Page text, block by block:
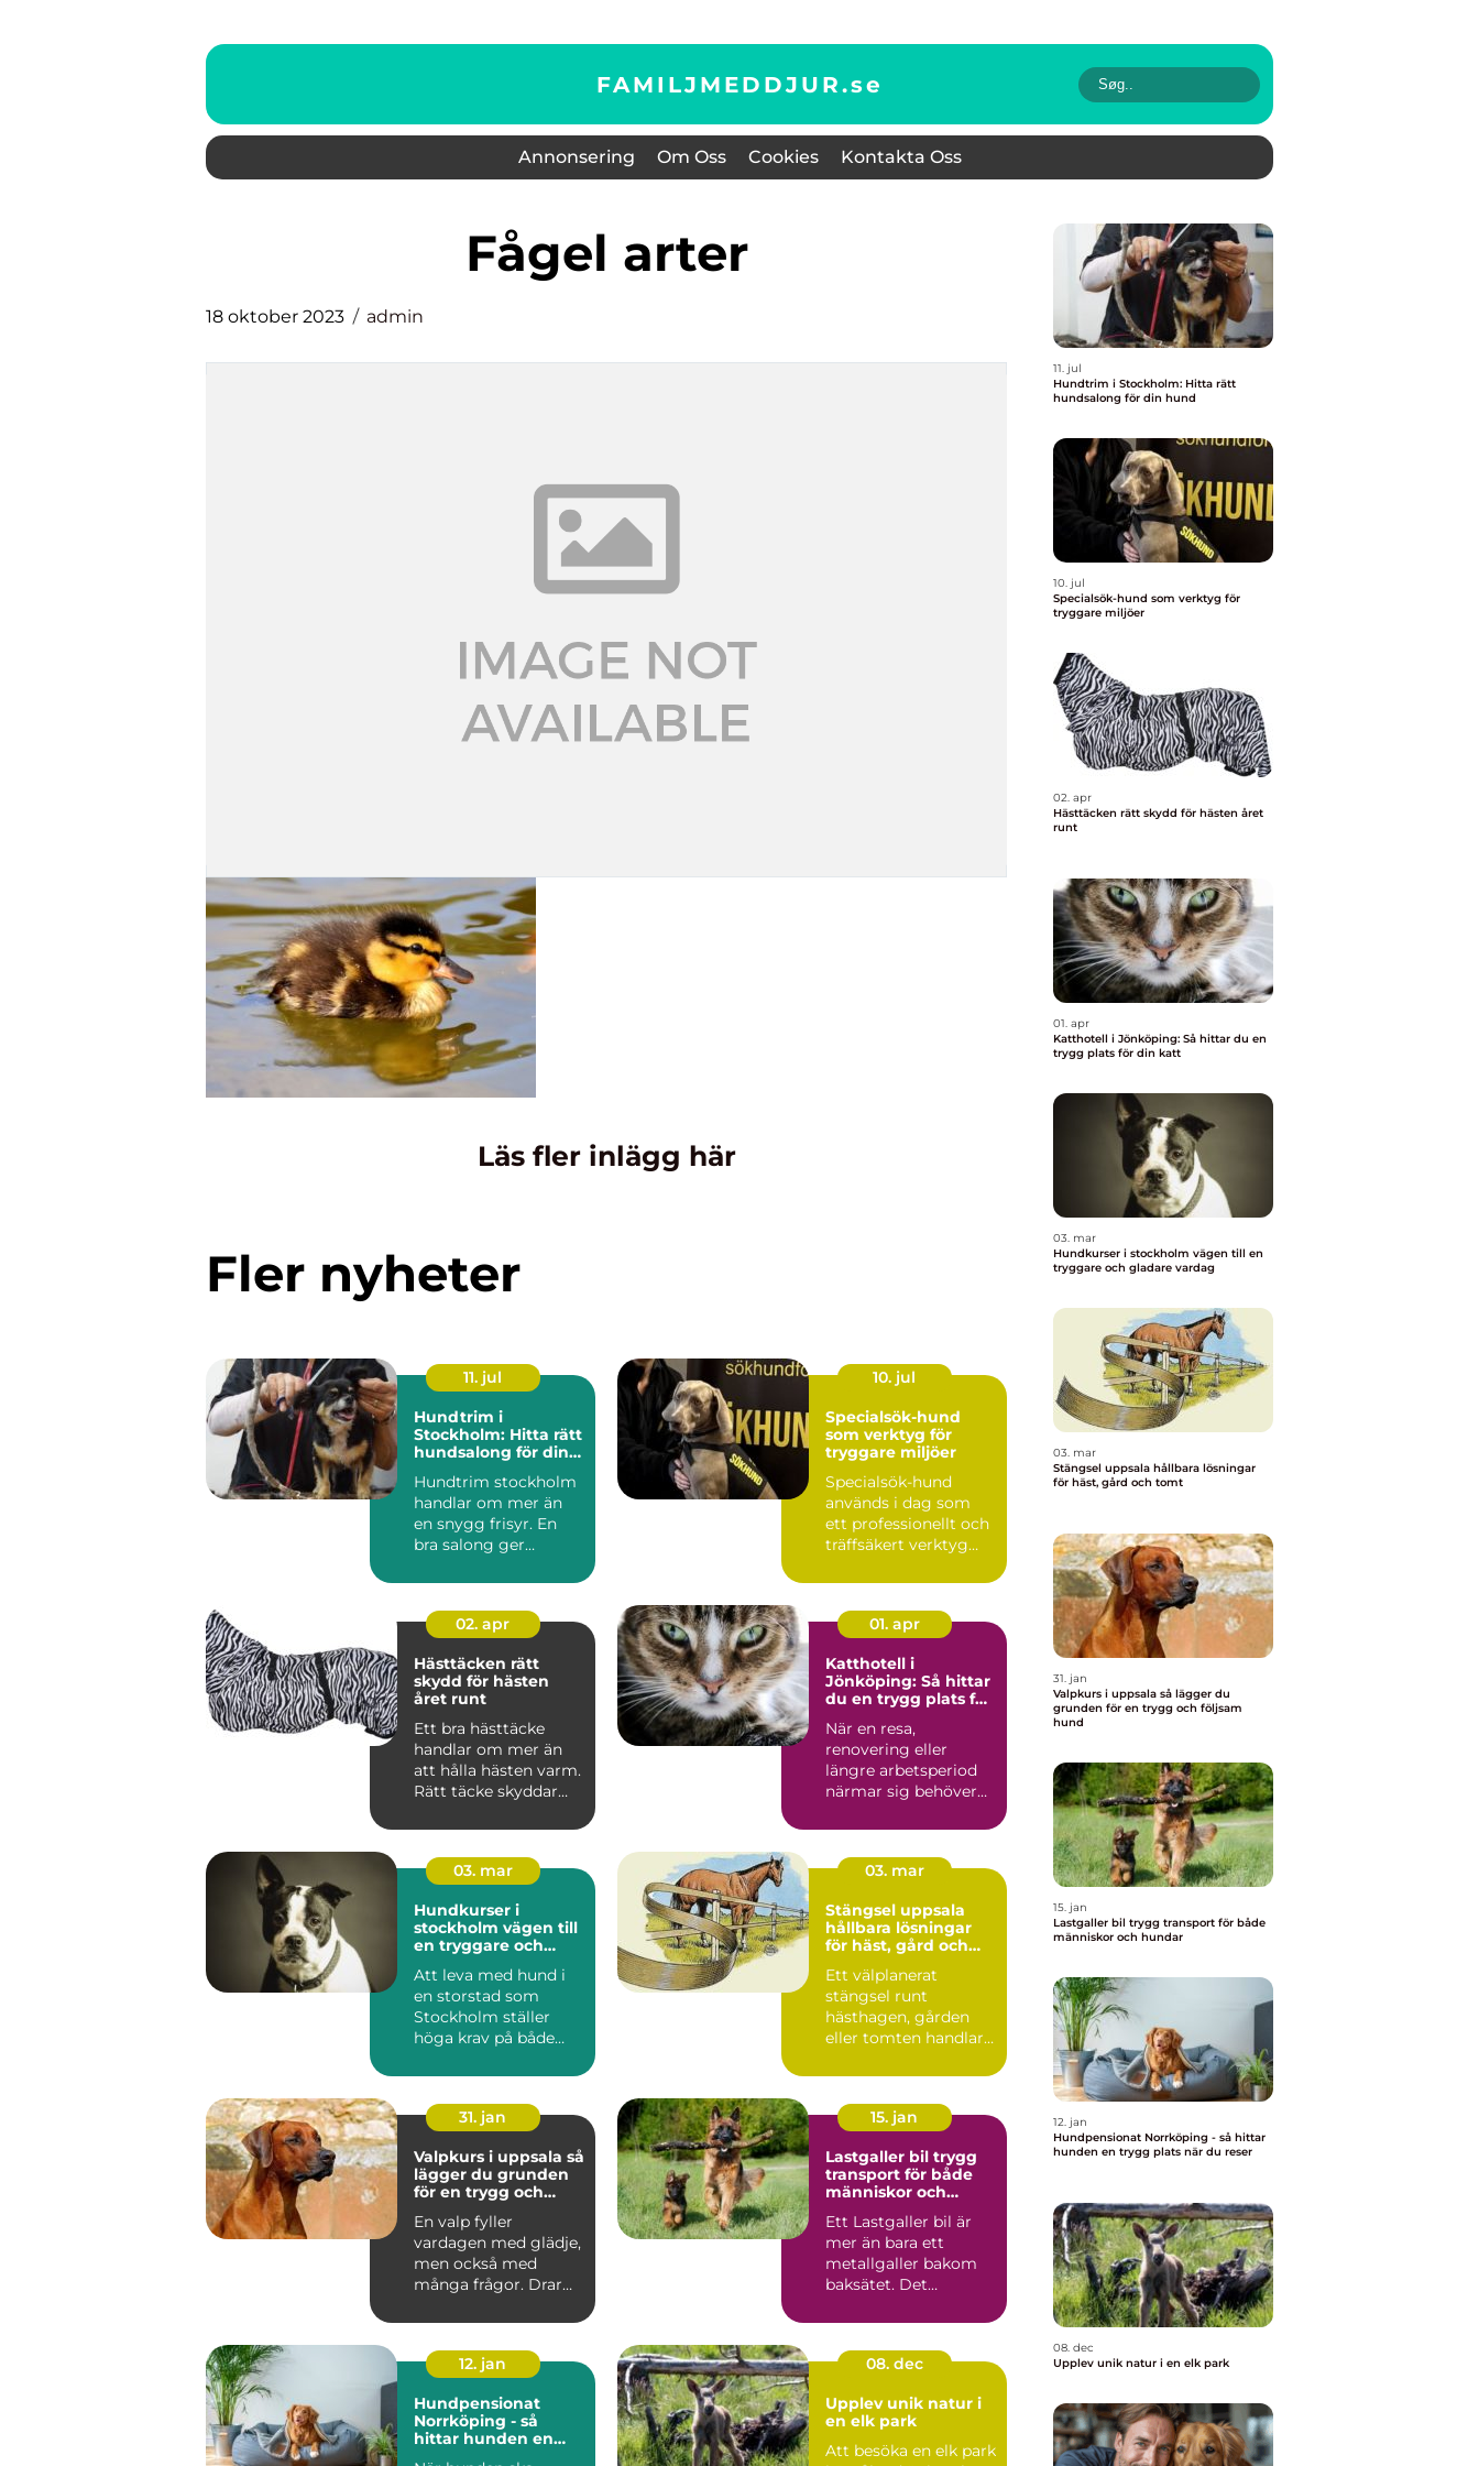
FAMILJMEDDJUR.se
Annonsering Om Oss Cookies Kontakta Oss
fågel arter
18 oktober 2023 admin
Läs fler inlägg här
Fler nyheter
11. jul
Hundtrim i
Stockholm: Hitta rätt
hundsalong för din
Hundtrim stockholm
handlar om mer än
en snygg frisyr. En
bra salong ger
10. jul
Specialsök-hund
som verktyg för
tryggare miljöer
Specialsök-hund
används i dag som
ett professionellt och
träffsäkert verktyg
02. apr
Hästtäcken rätt
skydd för hästen
året runt
Ett bra hästtäcke
handlar om mer än
att hålla hästen varm.
Rätt täcke skyddar
oc...
01. apr
Katthotell i
Jönköping: Så hittar
du en trygg plats för
När en resa,
renovering eller
längre arbetsperiod
närmar sig behöver
03. mar
Hundkurser i
stockholm vägen till
en tryggare och
Att leva med hund i
en storstad som
Stockholm ställer
höga krav på både
Tunnelban...
03. mar
Stängsel uppsala
hållbara lösningar
för häst, gård och
Ett välplanerat
stängsel runt
hästhagen, gården
eller tomten handlar
markera en g...
31. jan
Valpkurs i uppsala så
lägger du grunden
för en trygg och
En valp fyller
vardagen med glädje,
men också med
många frågor. Drar
den bara...
15. jan
Lastgaller bil trygg
transport för både
människor och
Ett Lastgaller bil är
mer än bara ett
metallgaller bakom
baksätet. Det
säkerhe...
12. jan
Hundpensionat
Norrköping - så
hittar hunden en
08. dec
Upplev unik natur i
en elk park
Att besöka en elk park
11. jul
Hundtrim i Stockholm: Hitta rätt
hundsalong för din hund
10. jul
Specialsök-hund som verktyg för
tryggare miljöer
02. apr
Hästtäcken rätt skydd för hästen året
runt
01. apr
Katthotell i Jönköping: Så hittar du en
trygg plats för din katt
03. mar
Hundkurser i stockholm vägen till en
tryggare och gladare vardag
03. mar
Stängsel uppsala hållbara lösningar
för häst, gård och tomt
31. jan
Valpkurs i uppsala så lägger du
grunden för en trygg och följsam
hund
15. jan
Lastgaller bil trygg transport för både
människor och hundar
12. jan
Hundpensionat Norrköping - så hittar
hunden en trygg plats när du reser
08. dec
Upplev unik natur i en elk park